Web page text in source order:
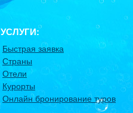
УСЛУГИ:
Быстрая заявка
Страны
Отели
Курорты
Онлайн бронирование туров